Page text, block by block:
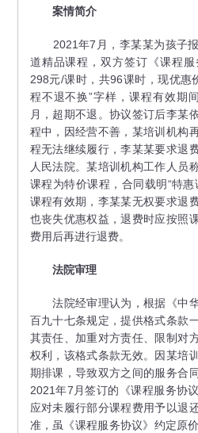
案情简介
2021年7月，李某某为孩子报
道精品课程，双方签订《课程
298元/课时，共96课时，现优惠
程不退不换”字样，课程有效期
月，超期不退。协议签订后李某
程中，因经营不善，某培训机构
程无法继续履行，李某某要求退
人民法院。某培训机构工作人员
课程为特价课程，合同载明“特
课程有效期，李某某无权要求退
也丧失优惠权益，退费时应按照
费用后再进行退费。
法院审理
法院经审理认为，根据《中华
百九十七条规定，提供格式条款
其责任、加重对方责任、限制对
权利，该格式条款无效。因某培
期排课，导致双方之间的服务合
2021年7月签订的《课程服务协
应对未履行部分课程费用予以退
准，虽《课程服务协议》约定原